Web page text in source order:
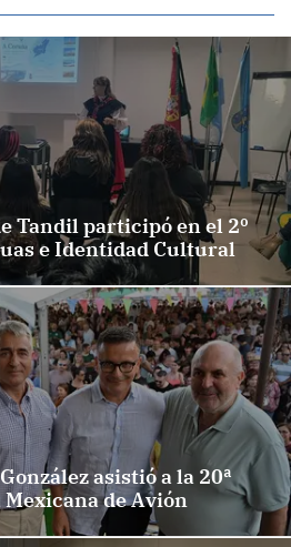
Tandil participó en el 2º
e Identidad Cultural
asistió a la 20ª
de Avión